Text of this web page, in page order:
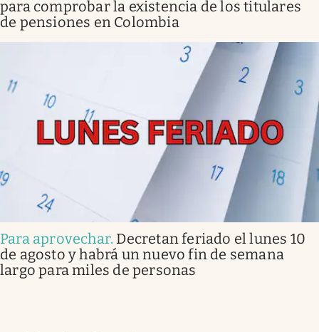
para comprobar la existencia de los titulares
de pensiones en Colombia
Para aprovechar. Decretan feriado el lunes 10
de agosto y habrá un nuevo fin de semana
largo para miles de personas